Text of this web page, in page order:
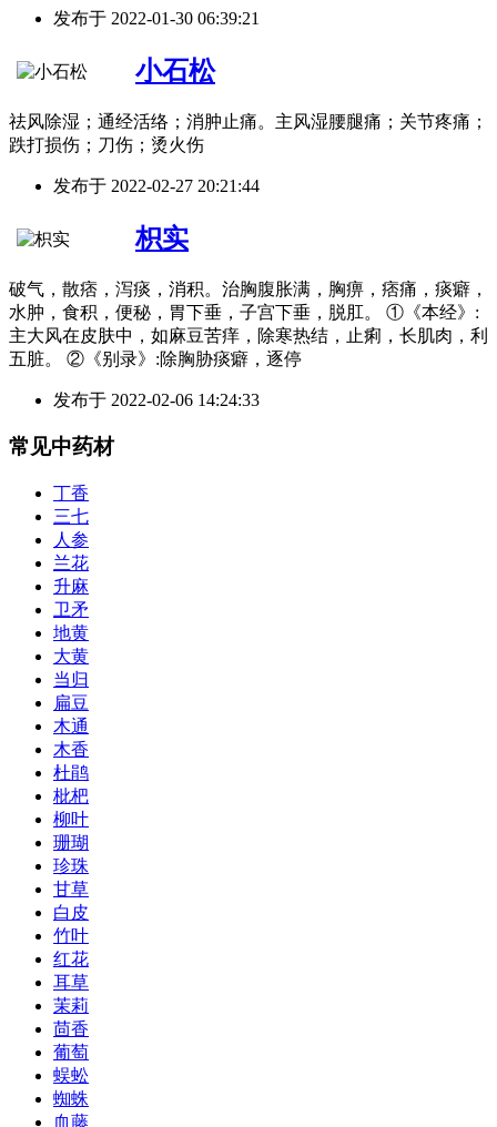
发布于 2022-01-30 06:39:21
小石松
祛风除湿；通经活络；消肿止痛。主风湿腰腿痛；关节疼痛；
跌打损伤；刀伤；烫火伤
发布于 2022-02-27 20:21:44
枳实
破气，散痞，泻痰，消积。治胸腹胀满，胸痹，痞痛，痰癖，
水肿，食积，便秘，胃下垂，子宫下垂，脱肛。 ①《本经》:
主大风在皮肤中，如麻豆苦痒，除寒热结，止痢，长肌肉，利
五脏。 ②《别录》:除胸胁痰癖，逐停
发布于 2022-02-06 14:24:33
常见中药材
丁香
三七
人参
兰花
升麻
卫矛
地黄
大黄
当归
扁豆
木通
木香
杜鹃
枇杷
柳叶
珊瑚
珍珠
甘草
白皮
竹叶
红花
耳草
茉莉
茴香
葡萄
蜈蚣
蜘蛛
血藤